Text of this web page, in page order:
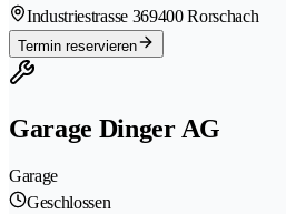
Industriestrasse 369400 Rorschach
Termin reservieren
Garage Dinger AG
Garage
Geschlossen